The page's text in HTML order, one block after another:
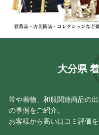
大分県
帯や着物、和服関連商品の
の事例をご紹介。
お客様から高い口コミ評価を